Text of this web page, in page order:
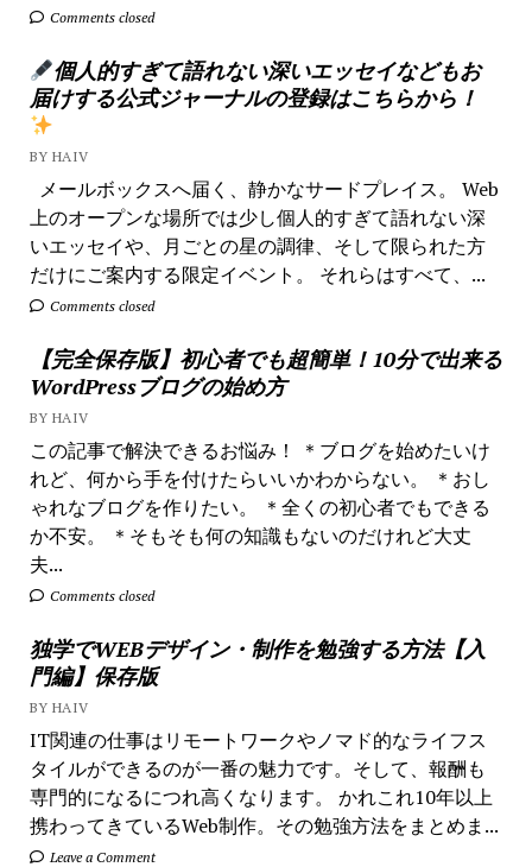
Comments closed
個人的すぎて語れない深いエッセイなどもお
届けする公式ジャーナルの登録はこちらから！
BY HAIV
メールボックスへ届く、静かなサードプレイス。 Web
上のオープンな場所では少し個人的すぎて語れない深
いエッセイや、月ごとの星の調律、そして限られた方
だけにご案内する限定イベント。 それらはすべて、...
Comments closed
【完全保存版】初心者でも超簡単！10分で出来る
WordPressブログの始め方
BY HAIV
この記事で解決できるお悩み！ ＊ブログを始めたいけ
れど、何から手を付けたらいいかわからない。 ＊おし
ゃれなブログを作りたい。 ＊全くの初心者でもできる
か不安。 ＊そもそも何の知識もないのだけれど大丈
夫...
Comments closed
独学でWEBデザイン・制作を勉強する方法【入
門編】保存版
BY HAIV
IT関連の仕事はリモートワークやノマド的なライフス
タイルができるのが一番の魅力です。そして、報酬も
専門的になるにつれ高くなります。 かれこれ10年以上
携わってきているWeb制作。その勉強方法をまとめま...
Leave a Comment